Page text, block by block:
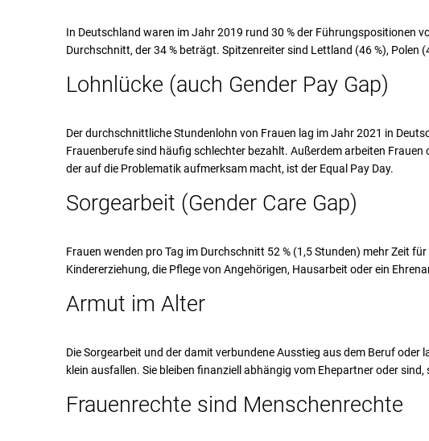
In Deutschland waren im Jahr 2019 rund 30 % der Führungspositionen
Durchschnitt, der 34 % beträgt. Spitzenreiter sind Lettland (46 %), Polen
Lohnlücke (auch Gender Pay Gap)
Der durchschnittliche Stundenlohn von Frauen lag im Jahr 2021 in
Frauenberufe sind häufig schlechter bezahlt. Außerdem arbeiten
der auf die Problematik aufmerksam macht, ist der Equal Pay Day.
Sorgearbeit (Gender Care Gap)
Frauen wenden pro Tag im Durchschnitt 52 % (1,5 Stunden) mehr Zeit
Kindererziehung, die Pflege von Angehörigen, Hausarbeit oder ein
Armut im Alter
Die Sorgearbeit und der damit verbundene Ausstieg aus dem Beruf oder
klein ausfallen. Sie bleiben finanziell abhängig vom Ehepartner oder
Frauenrechte sind Menschenrechte